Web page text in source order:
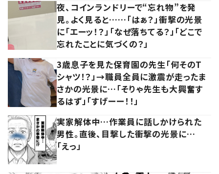
夜、コインランドリーで“忘れ物”を発
見。よく見ると……「はぁ？」衝撃の光景
に「エーッ！？」「なぜ落ちてる？」「どこで
忘れたことに気づくの？」
3歳息子を見た保育園の先生「何そのT
シャツ！？」→職員全員に激震が走ったま
さかの光景に…「そりゃ先生も大興奮す
るはず」「すげーー！！」
実家解体中…作業員に話しかけられた
男性。直後、目撃した衝撃の光景に…
「えっ」